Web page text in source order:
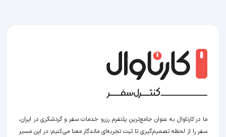
ما در کارناوال به عنوان جامع‌ترین پلتفرم رزرو خدمات سفر و گردشگری در ایران،
سفر را از لحظه‌ تصمیم‌گیری تا ثبت تجربه‌ای ماندگار معنا می‌کنیم؛ در این مسیر‍